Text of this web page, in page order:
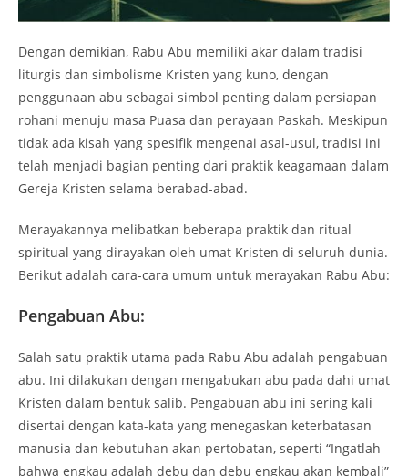
Dengan demikian, Rabu Abu memiliki akar dalam tradisi
liturgis dan simbolisme Kristen yang kuno, dengan
penggunaan abu sebagai simbol penting dalam persiapan
rohani menuju masa Puasa dan perayaan Paskah. Meskipun
tidak ada kisah yang spesifik mengenai asal-usul, tradisi ini
telah menjadi bagian penting dari praktik keagamaan dalam
Gereja Kristen selama berabad-abad.
Merayakannya melibatkan beberapa praktik dan ritual
spiritual yang dirayakan oleh umat Kristen di seluruh dunia.
Berikut adalah cara-cara umum untuk merayakan Rabu Abu:
Pengabuan Abu:
Salah satu praktik utama pada Rabu Abu adalah pengabuan
abu. Ini dilakukan dengan mengabukan abu pada dahi umat
Kristen dalam bentuk salib. Pengabuan abu ini sering kali
disertai dengan kata-kata yang menegaskan keterbatasan
manusia dan kebutuhan akan pertobatan, seperti “Ingatlah
bahwa engkau adalah debu dan debu engkau akan kembali”